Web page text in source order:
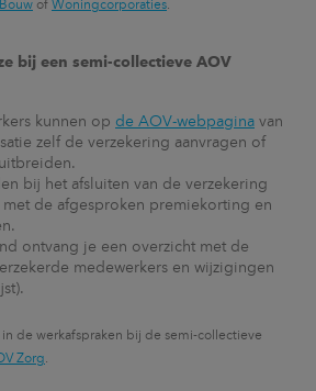
Bouw of Woningcorporaties.
bij een semi-collectieve AOV
kunnen op de AOV-webpagina van
zelf de verzekering aanvragen of
bij het afsluiten van de verzekering
met de afgesproken premiekorting en
ontvang je een overzicht met de
medewerkers en wijzigingen
in de werkafspraken bij de semi-collectieve
Zorg.